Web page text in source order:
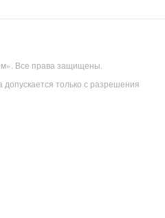
Все права защищены.
только с разрешения